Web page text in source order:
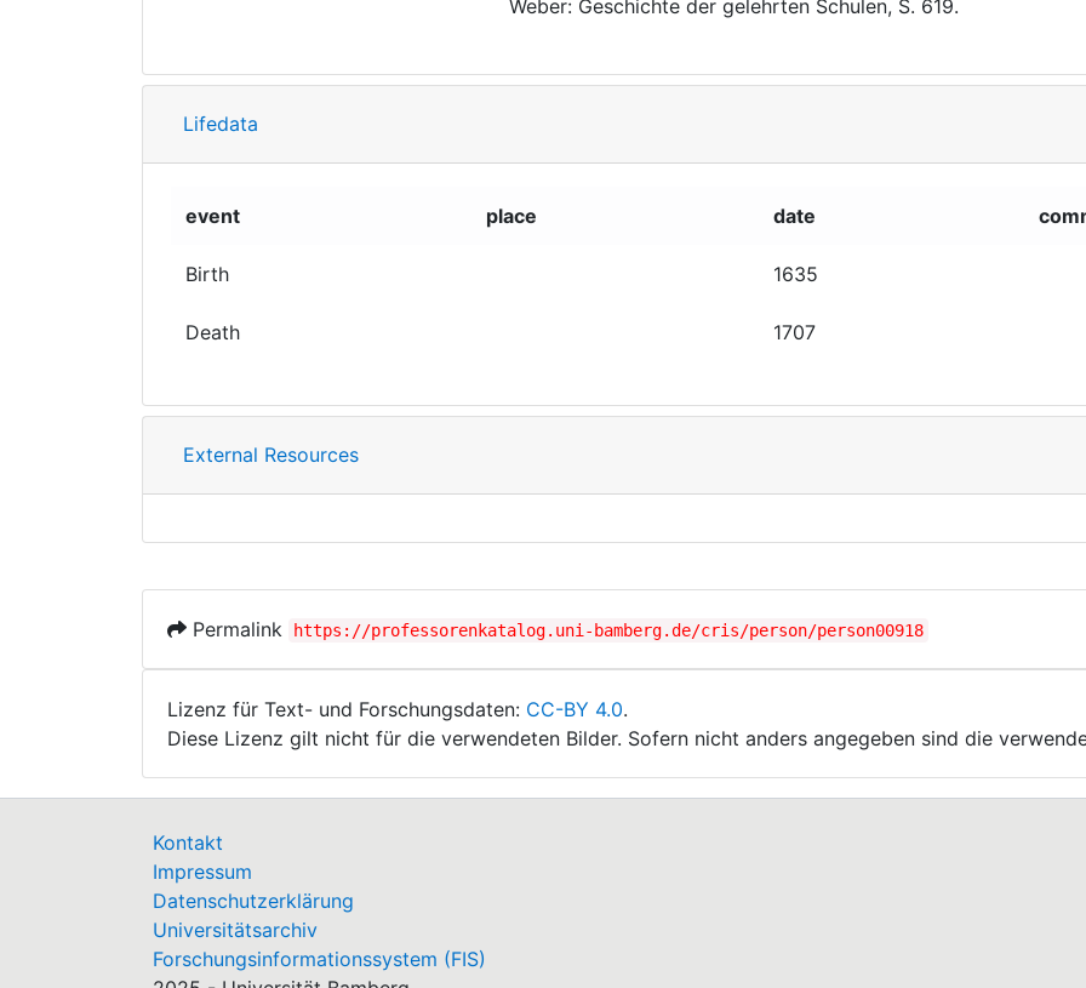
Weber: Geschichte der gelehrten Schulen, S. 619.
Lifedata
event place date
Birth 1635
Death 1707
External Resources
Permalink https://professorenkatalog.uni-bamberg.de/cris/person/person00918
Lizenz für Text- und Forschungsdaten: CC-BY 4.0.
Diese Lizenz gilt nicht für die verwendeten Bilder. Sofern nicht anders angegeben sind die
Kontakt
Impressum
Datenschutzerklärung
Universitätsarchiv
Forschungsinformationssystem (FIS)